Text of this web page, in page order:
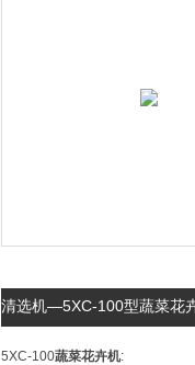
清选机—5XC-100型蔬菜花
5XC-100蔬菜花卉机: